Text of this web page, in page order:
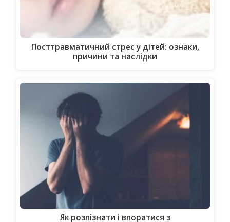
Посттравматичний стрес у дітей: ознаки,
причини та наслідки
Як розпізнати і впоратися з